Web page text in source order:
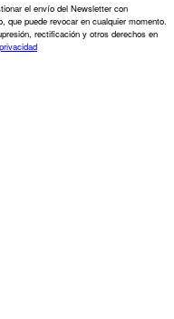
el envío del Newsletter con
puede revocar en cualquier momento.
rectificación y otros derechos en